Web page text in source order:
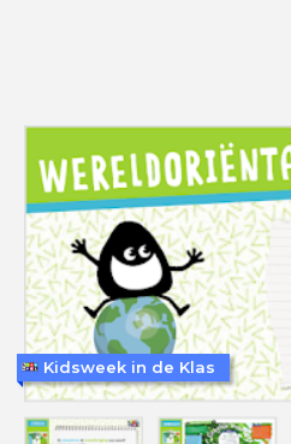
Kidsweek in de Klas